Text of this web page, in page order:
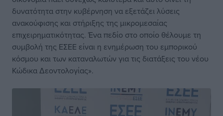
δυνατότητα στην κυβέρνηση να εξετάζει λύσεις
ανακούφισης και στήριξης της μικρομεσαίας
επιχειρηματικότητας. Ένα πεδίο στο οποίο θέλουμε τη
συμβολή της ΕΣΕΕ είναι η ενημέρωση του εμπορικού
κόσμου και των καταναλωτών για τις διατάξεις του νέου
Κώδικα Δεοντολογίας».